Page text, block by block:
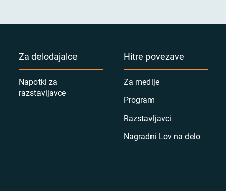
Za delodajalce
Napotki za
razstavljavce
Hitre povezave
Za medije
Program
Razstavljavci
Nagradni Lov na delo